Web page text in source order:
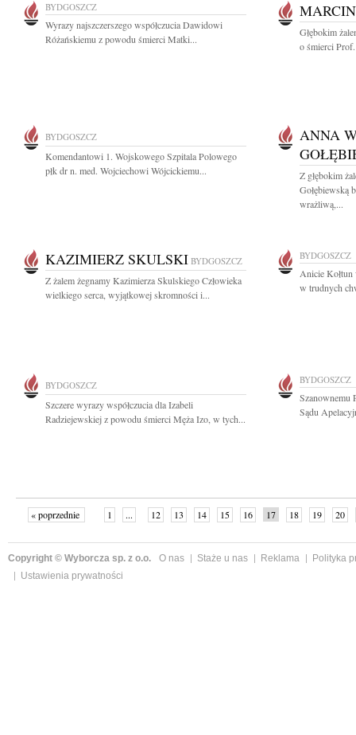
BYDGOSZCZ
Wyrazy najszczerszego współczucia Dawidowi
Różańskiemu z powodu śmierci Matki...
Głębokim
o śmierci
BYDGOSZCZ
Komendantowi 1. Wojskowego Szpitala Polowego
płk dr n. med. Wojciechowi Wójcickiemu...
ANNA
Z głębokim
Gołębiewską
wrażliwą,...
KAZIMIERZ SKULSKI BYDGOSZCZ
Z żalem żegnamy Kazimierza Skulskiego Człowieka
wielkiego serca, wyjątkowej skromności i...
BYDGOSZCZ
Anicie Kołtun
w trudnych
BYDGOSZCZ
Szczere wyrazy współczucia dla Izabeli
Radziejewskiej z powodu śmierci Męża Izo, w tych...
BYDGOSZCZ
Szanownemu
Sądu
« poprzednie 1 ... 12 13 14 15 16 17 18 19
20
Copyright © Wyborcza sp. z o.o. O nas Staże u nas Reklama
Polityka
Ustawienia prywatności